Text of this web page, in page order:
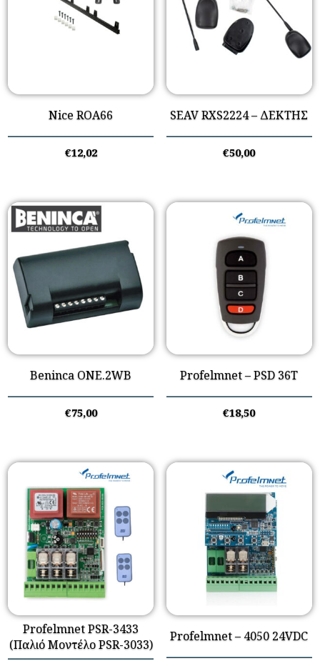
Nice ROA66
€12,02
SEAV RXS2224 – ΔΕΚΤΗΣ
€50,00
Beninca ONE.2WB
€75,00
Profelmnet – PSD 36T
€18,50
Profelmnet PSR-3433
(Παλιό Μοντέλο PSR-3033)
Profelmnet – 4050 24VDC